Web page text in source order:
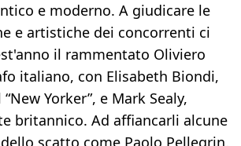
e moderno. A giudicare le
e artistiche dei concorrenti ci
il rammentato Oliviero
italiano, con Elisabeth Biondi,
Yorker”, e Mark Sealy,
britannico. Ad affiancarli alcune
scatto come Paolo Pellegrin,